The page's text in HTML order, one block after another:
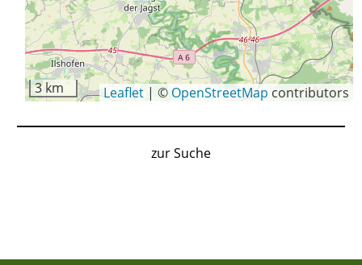
3 km Leaflet | © OpenStreetMap contributors
zur Suche